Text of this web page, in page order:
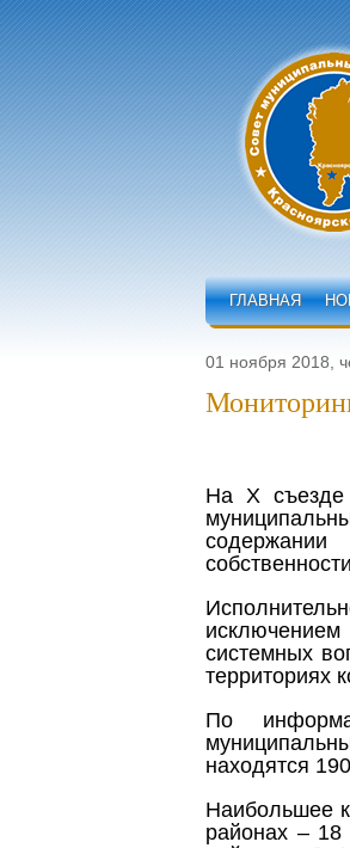
ГЛАВНАЯ
01 ноября 2018,
На X съезде
содержании
системных
территориях
По
находятся
Наибольшее
районах –